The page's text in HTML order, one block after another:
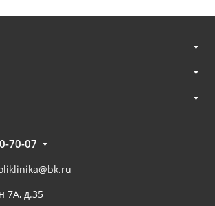
70-07
7А, д.35